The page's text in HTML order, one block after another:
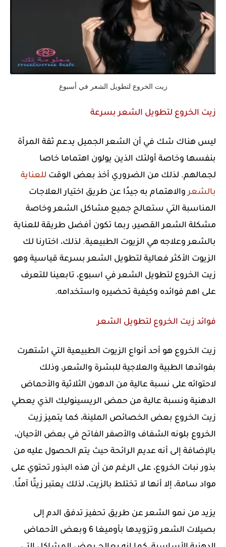
زيت الخروع لتطويل الشعر في أسبوع
زيت الخروع لتطويل الشعر بسرعة
ليس هناك شك في أن الشعر الجميل يدعم ثقة المرأة
بنفسها وخاصة أولئك الذين يولون اهتماما خاصا
لجمالهم. لذلك من الضروري أخذ بعض الوقت للعناية
بالشعروالاهتمام به جيدًا عن طريق اختيار العلاجات
المناسبة التي ستعالج جميع مشاكل الشعر وخاصة
مشكلة الشعر القصير، ربما تكون أفضل طريقة للعناية
بالشعر وعلاجه هي الزيوت الطبيعية. لذلك، اختارنا لك
الزيوت الأكثر فعالية لتطويل الشعر بسرعة قياسية وهو
زيت الخروع لتطويل الشعر في اسبوع، تابعينا للتعرف
على اهم فوائده وكيفية تحضيره واستخدامه.
فوائد زيت الخروع لتطويل الشعر
زيت الخروع هو أحد أنواع الزيوت الطبيعية التي اشتهرت
بفوائدها الطبية والعلاجية للبشرة والشعر، وذلك
لاحتوائه على نسبة عالية من الدهون الثلاثية والأحماض
الدهنية ونسبة عالية من حمض الريسينوليك الذي يعطي
زيت الخروع بعض الخصائص الملينة، كما يتميز زيت
الخروع بلونه الشفاف والأصفر الفاتح في بعض الأحيان،
بالإضافة إلى أنه عديم الرائحة حيث يتم الحصول عليه من
بذور نبات الخروع، على الرغم من أن هذه البذور تحتوي على
مواد سامة، إلا أنها لا تختلط بالزيت، لذلك يعتبر زيتًا آمنًا.
يزيد من نمو الشعر عن طريق تحفيز تدفق الدم إلى
بصيلات الشعر وتزويدها بأوميغا 6 وبعض الأحماض